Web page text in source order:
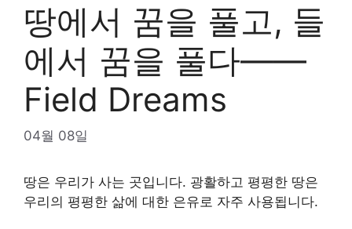
땅에서 꿈을 풀고, 들
에서 꿈을 풀다——
Field Dreams
04월 08일
땅은 우리가 사는 곳입니다. 광활하고 평평한 땅은
우리의 평평한 삶에 대한 은유로 자주 사용됩니다.